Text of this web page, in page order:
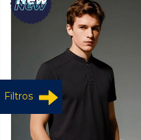
Filtros